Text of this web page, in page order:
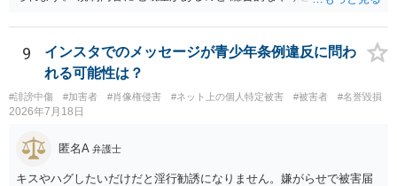
す。
9
インスタでのメッセージが青少年条例違反に問わ
れる可能性は？
#誹謗中傷 #加害者 #肖像権侵害 #ネット上の個人特定被害 #被害者 #名誉毀損
2026年7月18日
匿名A 弁護士
キスやハグしたいだけだと淫行勧誘になりません。嫌がらせで被害届